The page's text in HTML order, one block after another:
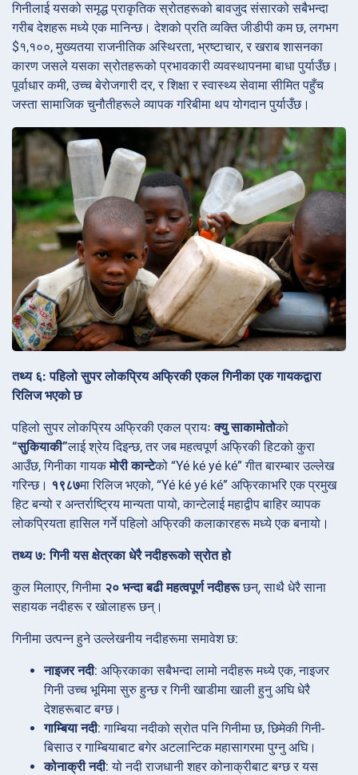
गिनीलाई यसको समृद्ध प्राकृतिक स्रोतहरूको बावजुद संसारको सबैभन्दा
गरीब देशहरू मध्ये एक मानिन्छ। देशको प्रति व्यक्ति जीडीपी कम छ, लगभग
$१,१००, मुख्यतया राजनीतिक अस्थिरता, भ्रष्टाचार, र खराब शासनका
कारण जसले यसका स्रोतहरूको प्रभावकारी व्यवस्थापनमा बाधा पुर्याउँछ।
पूर्वाधार कमी, उच्च बेरोजगारी दर, र शिक्षा र स्वास्थ्य सेवामा सीमित पहुँच
जस्ता सामाजिक चुनौतीहरूले व्यापक गरिबीमा थप योगदान पुर्याउँछ।
तथ्य ६: पहिलो सुपर लोकप्रिय अफ्रिकी एकल गिनीका एक गायकद्वारा
रिलिज भएको छ
पहिलो सुपर लोकप्रिय अफ्रिकी एकल प्रायःक्यु साकामोतोको
“सुकियाकी”लाई श्रेय दिइन्छ, तर जब महत्वपूर्ण अफ्रिकी हिटको कुरा
आउँछ, गिनीका गायकमोरी कान्टेको “Yé ké yé ké” गीत बारम्बार उल्लेख
गरिन्छ। १९८७मा रिलिज भएको, “Yé ké yé ké” अफ्रिकाभरि एक प्रमुख
हिट बन्यो र अन्तर्राष्ट्रिय मान्यता पायो, कान्टेलाई महाद्वीप बाहिर व्यापक
लोकप्रियता हासिल गर्ने पहिलो अफ्रिकी कलाकारहरू मध्ये एक बनायो।
तथ्य ७: गिनी यस क्षेत्रका धेरै नदीहरूको स्रोत हो
कुल मिलाएर, गिनीमा २० भन्दा बढी महत्वपूर्ण नदीहरूछन्, साथै धेरै साना
सहायक नदीहरू र खोलाहरू छन्।
गिनीमा उत्पन्न हुने उल्लेखनीय नदीहरूमा समावेश छ:
नाइजर नदी: अफ्रिकाका सबैभन्दा लामो नदीहरू मध्ये एक, नाइजर
गिनी उच्च भूमिमा सुरु हुन्छ र गिनी खाडीमा खाली हुनु अघि धेरै
देशहरूबाट बग्छ।
गाम्बिया नदी: गाम्बिया नदीको स्रोत पनि गिनीमा छ, छिमेकी गिनी-
बिसाउ र गाम्बियाबाट बगेर अटलान्टिक महासागरमा पुग्नु अघि।
कोनाक्री नदी: यो नदी राजधानी शहर कोनाक्रीबाट बग्छ र यस